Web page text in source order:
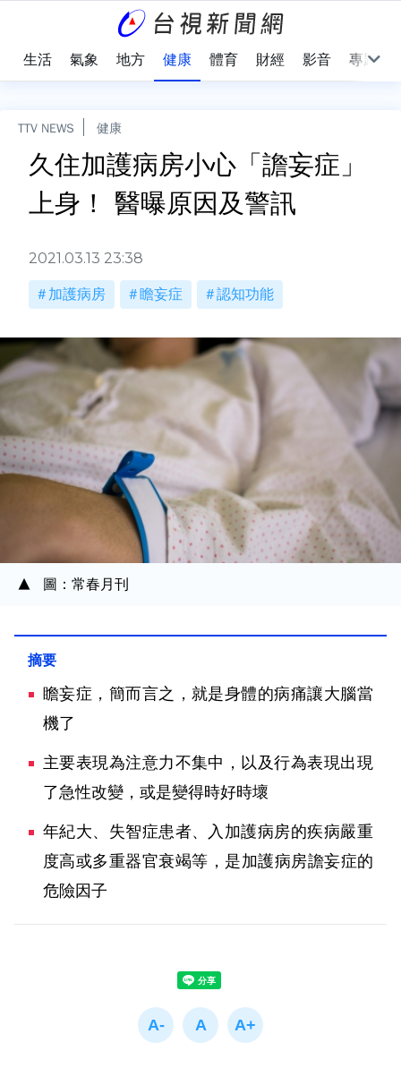
生活 氣象 地方 健康 體育 財經 影音 專題
TTV NEWS 健康
久住加護病房小心「譫妄症」
上身！ 醫曝原因及警訊
2021.03.13 23:38
加護病房 瞻妄症 認知功能
圖：常春月刊
瞻妄症，簡而言之，就是身體的病痛讓大腦當
機了
主要表現為注意力不集中，以及行為表現出現
了急性改變，或是變得時好時壞
年紀大、失智症患者、入加護病房的疾病嚴重
度高或多重器官衰竭等，是加護病房譫妄症的
危險因子